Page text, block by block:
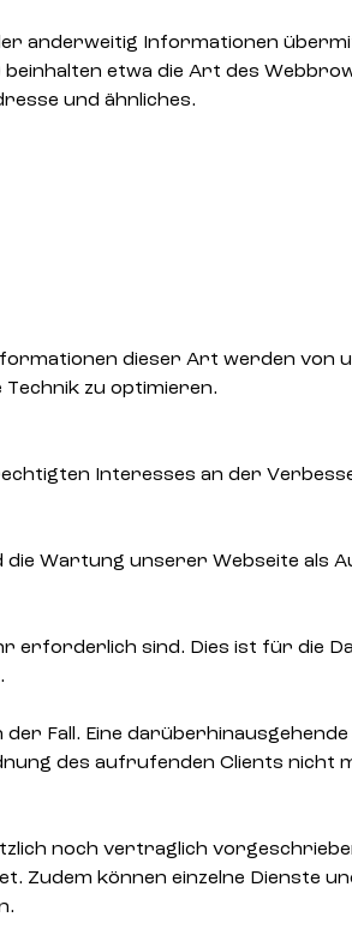
anderweitig Informationen
etwa die Art des
und ähnliches.
dieser Art werden von
zu optimieren.
Interesses an der
die Wartung unserer Webseite
erforderlich sind. Dies ist für die
Fall. Eine
des aufrufenden Clients nicht
noch vertraglich
Zudem können einzelne Dienste